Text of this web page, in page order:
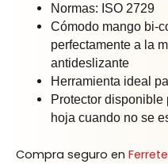
Normas: ISO 2729
Cómodo mango bi-
perfectamente a la
antideslizante
Herramienta ideal
Protector disponible
hoja cuando no se
Compra seguro en